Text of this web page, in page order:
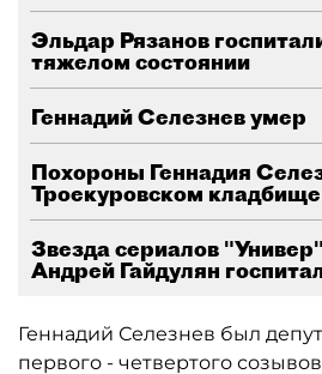
Эльдар Рязанов
тяжелом состоянии
Геннадий Селезнев умер
Похороны Геннадия
Троекуровском
Звезда сериалов
Андрей Гайдулян
Геннадий Селезнев был
первого - четвертого